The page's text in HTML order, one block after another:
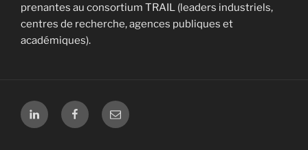
prenantes au consortium TRAIL (leaders industriels,
centres de recherche, agences publiques et
académiques).